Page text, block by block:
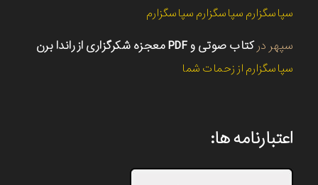
سپاسگزارم سپاسگزارم سپاسگزارم
سپهر درکتاب صوتی و PDF معجزه شکرگزاری از راندا برن
سپاسگزارم از زحمات شما
اعتبارنامه ها: